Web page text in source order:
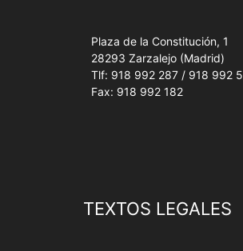
Plaza de la Constitución, 1
28293 Zarzalejo (Madrid)
Tlf: 918 992 287 / 918 992
Fax: 918 992 182
TEXTOS LEGALES